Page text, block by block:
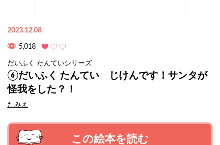
2023.12.08
5,018
だいふく たんていシリーズ
⑥だいふく たんてい じけんです！サンタが
怪我をした？！
たみえ
この絵本を読む